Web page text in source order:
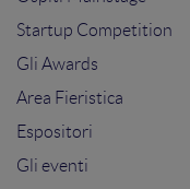
Startup Competition
Gli Awards
Area Fieristica
Espositori
Gli eventi